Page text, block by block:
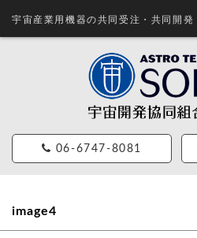
宇宙産業用機器の共同受注・共同開発
06-6747-8081
image4